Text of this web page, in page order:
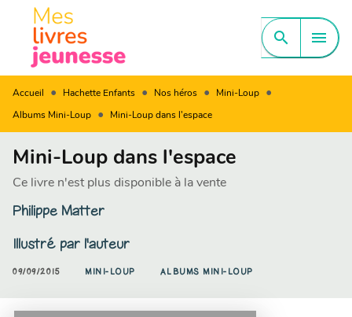
MENU CONTENU
PIED DE PAGE
search menu
Accueil • Hachette Enfants • Nos héros • Mini-Loup •
Albums Mini-Loup • Mini-Loup dans l'espace
Mini-Loup dans l'espace
Ce livre n'est plus disponible à la vente
Philippe Matter
Illustré par l'auteur
09/09/2015 MINI-LOUP ALBUMS MINI-LOUP